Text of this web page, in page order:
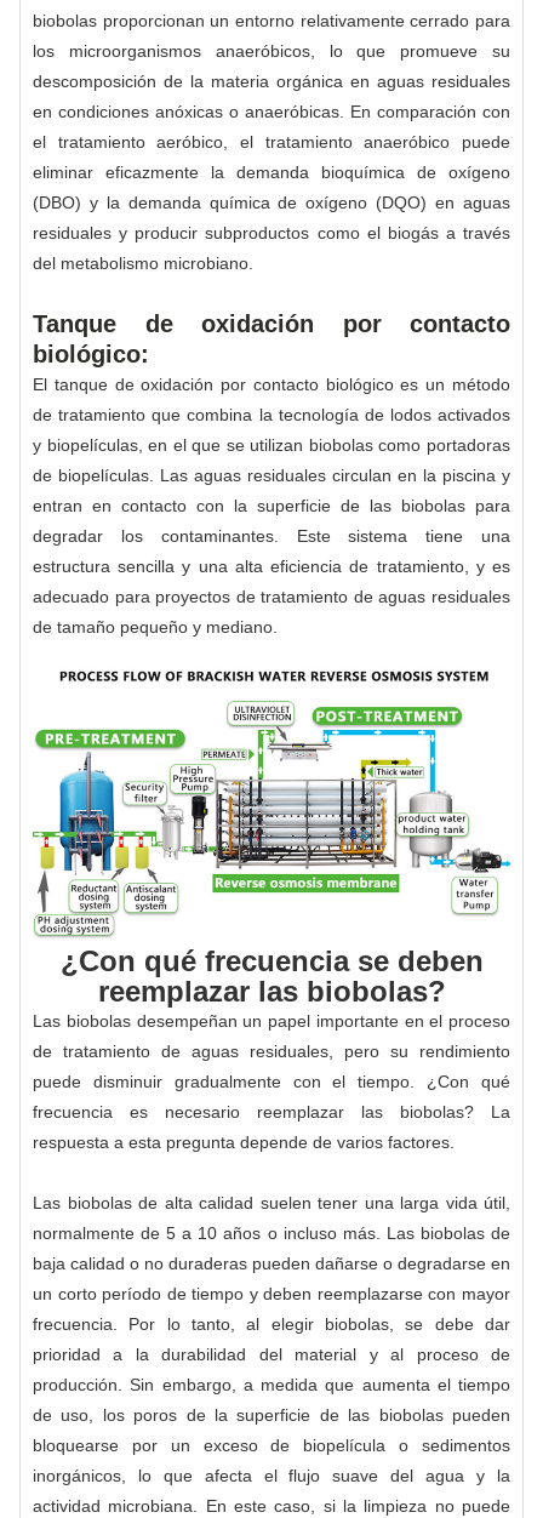
biobolas proporcionan un entorno relativamente cerrado para
los microorganismos anaeróbicos, lo que promueve su
descomposición de la materia orgánica en aguas residuales
en condiciones anóxicas o anaeróbicas. En comparación con
el tratamiento aeróbico, el tratamiento anaeróbico puede
eliminar eficazmente la demanda bioquímica de oxígeno
(DBO) y la demanda química de oxígeno (DQO) en aguas
residuales y producir subproductos como el biogás a través
del metabolismo microbiano.
Tanque de oxidación por contacto
biológico:
El tanque de oxidación por contacto biológico es un método
de tratamiento que combina la tecnología de lodos activados
y biopelículas, en el que se utilizan biobolas como portadoras
de biopelículas. Las aguas residuales circulan en la piscina y
entran en contacto con la superficie de las biobolas para
degradar los contaminantes. Este sistema tiene una
estructura sencilla y una alta eficiencia de tratamiento, y es
adecuado para proyectos de tratamiento de aguas residuales
de tamaño pequeño y mediano.
¿Con qué frecuencia se deben
reemplazar las biobolas?
Las biobolas desempeñan un papel importante en el proceso
de tratamiento de aguas residuales, pero su rendimiento
puede disminuir gradualmente con el tiempo. ¿Con qué
frecuencia es necesario reemplazar las biobolas? La
respuesta a esta pregunta depende de varios factores.
Las biobolas de alta calidad suelen tener una larga vida útil,
normalmente de 5 a 10 años o incluso más. Las biobolas de
baja calidad o no duraderas pueden dañarse o degradarse en
un corto período de tiempo y deben reemplazarse con mayor
frecuencia. Por lo tanto, al elegir biobolas, se debe dar
prioridad a la durabilidad del material y al proceso de
producción. Sin embargo, a medida que aumenta el tiempo
de uso, los poros de la superficie de las biobolas pueden
bloquearse por un exceso de biopelícula o sedimentos
inorgánicos, lo que afecta el flujo suave del agua y la
actividad microbiana. En este caso, si la limpieza no puede